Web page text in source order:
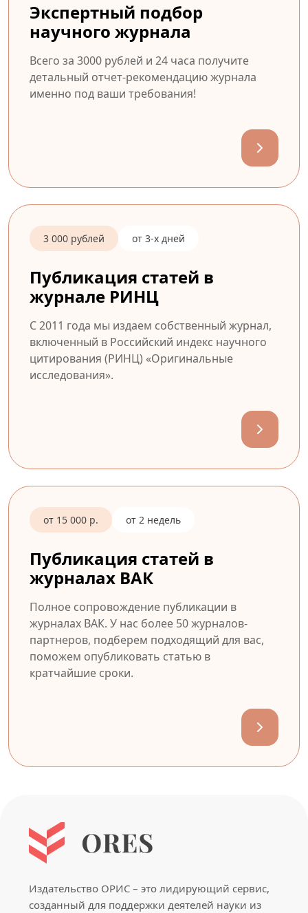
Экспертный подбор
научного журнала
Всего за 3000 рублей и 24 часа получите
детальный отчет-рекомендацию журнала
именно под ваши требования!
3 000 рублей от 3-х дней
Публикация статей в
журнале РИНЦ
С 2011 года мы издаем собственный журнал,
включенный в Российский индекс научного
цитирования (РИНЦ) «Оригинальные
исследования».
от 15 000 р. от 2 недель
Публикация статей в
журналах ВАК
Полное сопровождение публикации в
журналах ВАК. У нас более 50 журналов-
партнеров, подберем подходящий для вас,
поможем опубликовать статью в
кратчайшие сроки.
Издательство ОРИС – это лидирующий сервис,
созданный для поддержки деятелей науки из